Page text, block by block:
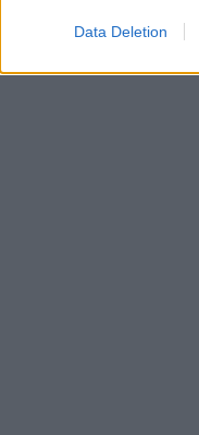
Data Deletion